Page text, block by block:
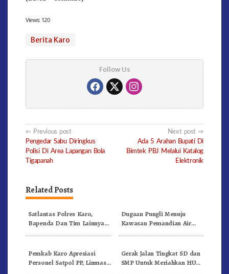
Views: 120
Berita Karo
Follow Us
Post
navigation
Previous post
Pengedar Sabu Diringkus
Polisi Di Area Lapangan Bola
Tigapanah
Next post
Ada 5 Arahan Bupati Di
Bimtek PBJ Melalui Katalog
Elektronik
Related Posts
Satlantas Polres Karo,
Bapenda Dan Tim Lainnya
Dugaan Pungli Menuju
Kawasan Pemandian Air
Pemkab Karo Apresiasi
Personel Satpol PP, Linmas,
Gerak Jalan Tingkat SD dan
SMP Untuk Meriahkan HUT